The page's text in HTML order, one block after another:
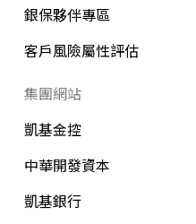
銀保夥伴專區
客戶風險屬性評估
集團網站
凱基金控
中華開發資本
凱基銀行